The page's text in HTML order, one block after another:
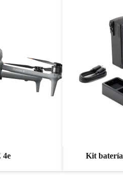
Kit batería